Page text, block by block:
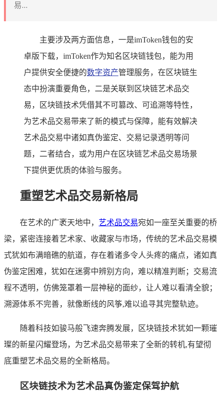
易...
主要涉及两方面信息，一是imToken钱包的安
卓版下载，imToken作为知名区块链钱包，能为用
户提供安全便捷的数字资产管理服务，在区块链生
态中扮演重要角色，二是关联到区块链艺术品交
易，区块链技术凭借其不可篡改、可追溯等特性，
为艺术品交易带来了新的模式与保障，能有效解决
艺术品交易中诸如真伪鉴定、交易记录透明等问
题，二者结合，或为用户在区块链艺术品交易场景
下提供更优质的体验与服务。
重塑艺术品交易新格局
在艺术的广袤天地中， 艺术品交易宛如一座至关重要的桥
梁，紧密连接着艺术家、收藏家与市场，传统的艺术品交易模
式犹如布满暗礁的航道，存在着诸多令人头疼的痛点，诸如真
伪鉴定困难，犹如在迷雾中辨别方向，难以精准判断；交易流
程不透明，仿佛笼罩着一层神秘的面纱，让人难以看清全貌；
溯源体系不完善，就像断线的风筝,难以追寻其完整轨迹。
随着科技如骏马般飞速奔腾发展，区块链技术犹如一颗璀
璨的新星闪耀登场，为艺术品交易带来了全新的转机,有望彻
底重塑艺术品交易的全新格局。
区块链技术为艺术品真伪鉴定保驾护航